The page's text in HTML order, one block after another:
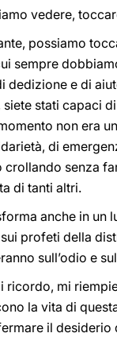
vedere,
possiamo
sempre
dedizione e di
stati capaci
non era
di
crollando senza
di tanti altri.
anche in un
profeti della
sull’odio e
mi
la vita di
il